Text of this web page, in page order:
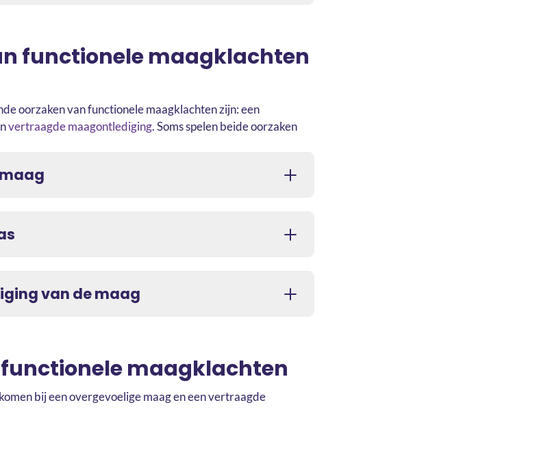
functionele maagklachten
oorzaken van functionele maagklachten zijn: een
vertraagde maagontlediging. Soms spelen beide oorzaken
van de maag
maagklachten
bij een overgevoelige maag en een vertraagde